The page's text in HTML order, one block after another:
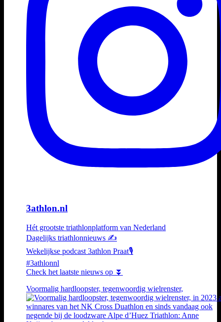
3athlon.nl
Hét grootste triathlonplatform van Nederland
Dagelijks triathlonnieuws ✍️
Wekelijkse podcast 3athlon Praat🎙️
#3athlonnl
Check het laatste nieuws op ⏬
Voormalig hardloopster, tegenwoordig wielrenster,